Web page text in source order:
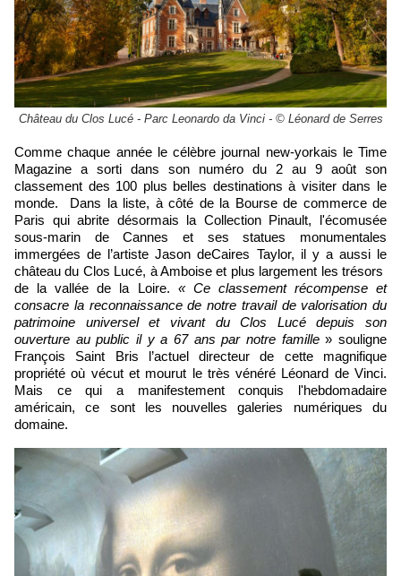
Château du Clos Lucé - Parc Leonardo da Vinci - © Léonard de Serres
Comme chaque année le célèbre journal new-yorkais le Time
Magazine a sorti dans son numéro du 2 au 9 août son
classement des 100 plus belles destinations à visiter dans le
monde. Dans la liste, à côté de la Bourse de commerce de
Paris qui abrite désormais la Collection Pinault, l'écomusée
sous-marin de Cannes et ses statues monumentales
immergées de l’artiste Jason deCaires Taylor, il y a aussi le
château du Clos Lucé, à Amboise et plus largement les trésors
de la vallée de la Loire. « Ce classement récompense et
consacre la reconnaissance de notre travail de valorisation du
patrimoine universel et vivant du Clos Lucé depuis son
ouverture au public il y a 67 ans par notre famille» souligne
François Saint Bris l’actuel directeur de cette magnifique
propriété où vécut et mourut le très vénéré Léonard de Vinci.
Mais ce qui a manifestement conquis l'hebdomadaire
américain, ce sont les nouvelles galeries numériques du
domaine.